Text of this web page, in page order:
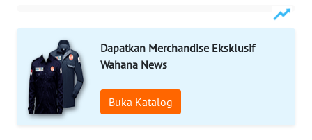
Dapatkan Merchandise Eksklusif
Wahana News
Buka Katalog
WAHANA
HEALTH
WAHANA
DESA
WISATA